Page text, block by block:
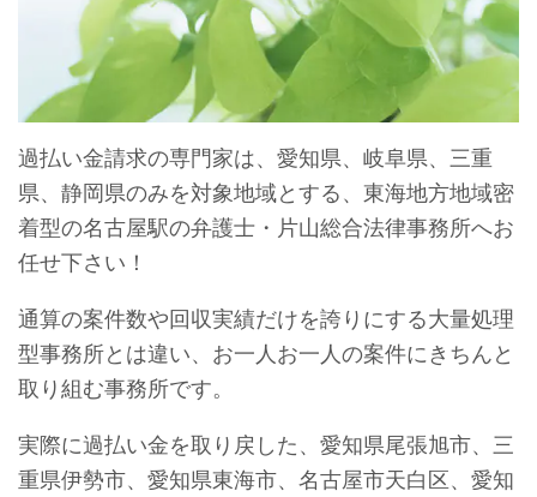
過払い金請求の専門家は、愛知県、岐阜県、三重
県、静岡県のみを対象地域とする、東海地方地域密
着型の名古屋駅の弁護士・片山総合法律事務所へお
任せ下さい！
通算の案件数や回収実績だけを誇りにする大量処理
型事務所とは違い、お一人お一人の案件にきちんと
取り組む事務所です。
実際に過払い金を取り戻した、愛知県尾張旭市、三
重県伊勢市、愛知県東海市、名古屋市天白区、愛知